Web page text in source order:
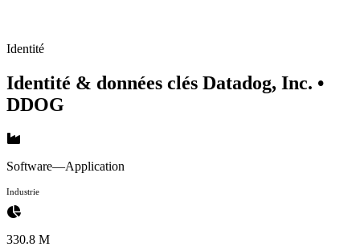
Identité
Identité & données clés Datadog, Inc. •
DDOG
Software—Application
Industrie
330.8 M